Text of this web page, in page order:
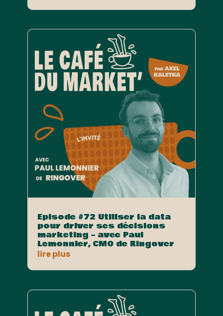
Episode #72 Utiliser la data
pour driver ses décisions
marketing – avec Paul
Lemonnier, CMO de Ringover
lire plus